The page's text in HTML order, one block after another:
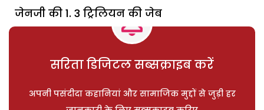
जेनजी की 1. 3 ट्रिलियन की जेब
सरिता डिजिटल सब्सक्राइब करें
अपनी पसंदीदा कहानियां और सामाजिक मुद्दों से जुड़ी हर